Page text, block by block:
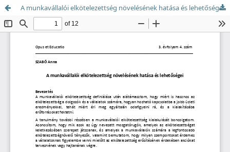
A munkavállalói elkötelezettség növelésének hatása és lehetőségei